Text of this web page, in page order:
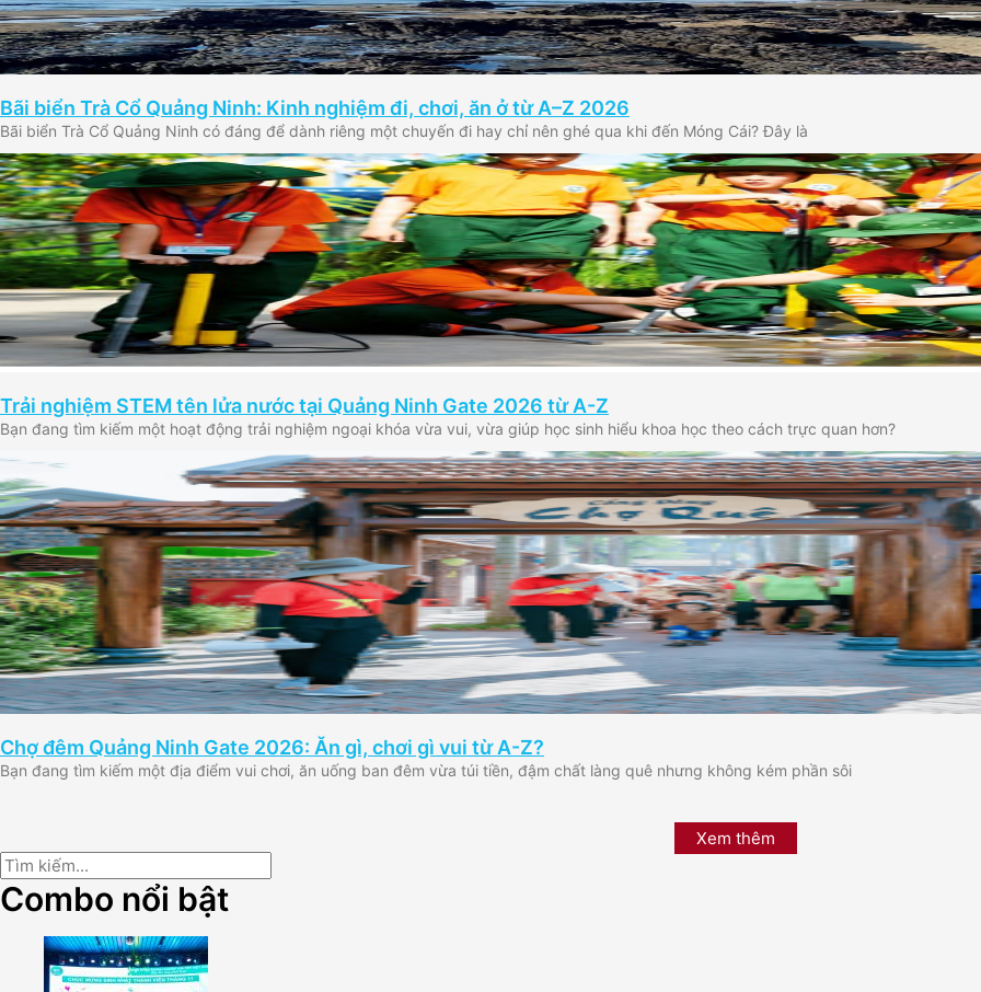
Bãi biển Trà Cổ Quảng Ninh: Kinh nghiệm đi, chơi, ăn ở từ A–Z 2026
Bãi biển Trà Cổ Quảng Ninh có đáng để dành riêng một chuyến đi hay chỉ nên ghé qua khi đến Móng Cái? Đây là
Trải nghiệm STEM tên lửa nước tại Quảng Ninh Gate 2026 từ A-Z
Bạn đang tìm kiếm một hoạt động trải nghiệm ngoại khóa vừa vui, vừa giúp học sinh hiểu khoa học theo cách trực quan hơn?
Chợ đêm Quảng Ninh Gate 2026: Ăn gì, chơi gì vui từ A-Z?
Bạn đang tìm kiếm một địa điểm vui chơi, ăn uống ban đêm vừa túi tiền, đậm chất làng quê nhưng không kém phần sôi
Xem thêm
Combo nổi bật